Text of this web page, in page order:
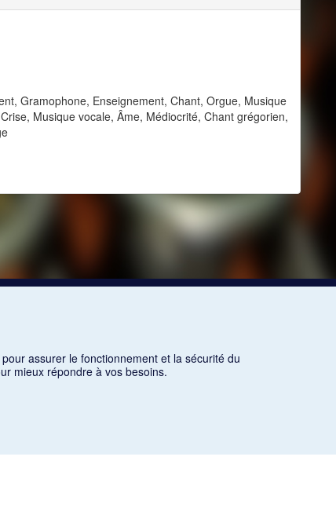
Gramophone, Enseignement, Chant, Orgue, Musique
Musique vocale, Âme, Médiocrité, Chant grégorien,
assurer le fonctionnement et la sécurité du
mieux répondre à vos besoins.